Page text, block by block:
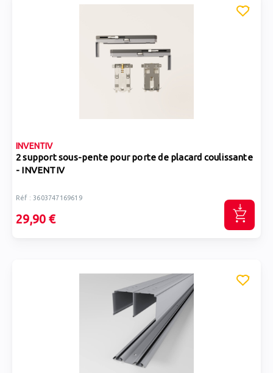
INVENTIV
2 support sous-pente pour porte de placard coulissante
- INVENTIV
Réf : 3603747169619
29,90 €